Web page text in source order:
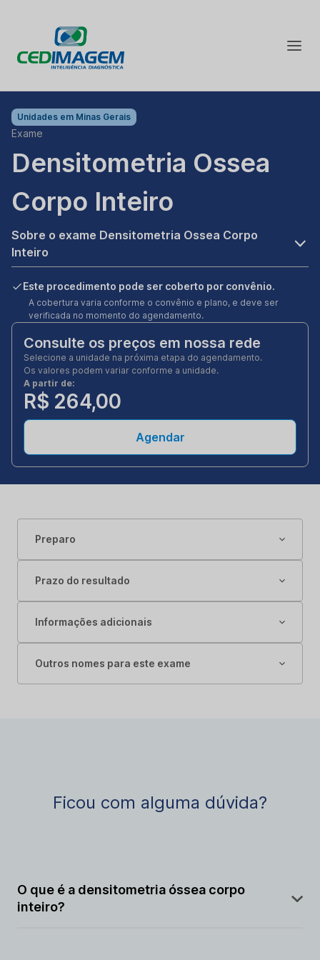
Unidades em Minas Gerais
Exame
Densitometria Ossea
Corpo Inteiro
Sobre o exame Densitometria Ossea Corpo
Inteiro
Este procedimento pode ser coberto por convênio.
A cobertura varia conforme o convênio e plano, e deve ser
verificada no momento do agendamento.
Consulte os preços em nossa rede
Selecione a unidade na próxima etapa do agendamento.
Os valores podem variar conforme a unidade.
A partir de:
R$ 264,00
Agendar
Preparo
Prazo do resultado
Informações adicionais
Outros nomes para este exame
Ficou com alguma dúvida?
O que é a densitometria óssea corpo
inteiro?